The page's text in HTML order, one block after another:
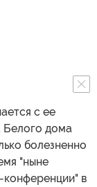
с ее
Белого дома
болезненно
"ныне
конференции" в